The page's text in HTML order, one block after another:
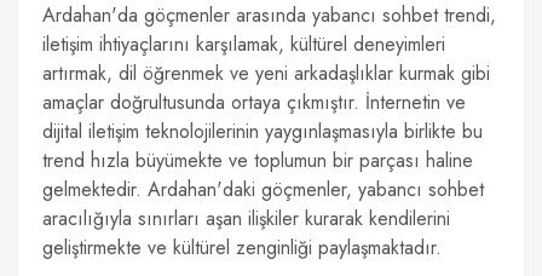
Ardahan'da göçmenler arasında yabancı sohbet trendi,
iletişim ihtiyaçlarını karşılamak, kültürel deneyimleri
artırmak, dil öğrenmek ve yeni arkadaşlıklar kurmak gibi
amaçlar doğrultusunda ortaya çıkmıştır. İnternetin ve
dijital iletişim teknolojilerinin yaygınlaşmasıyla birlikte bu
trend hızla büyümekte ve toplumun bir parçası haline
gelmektedir. Ardahan'daki göçmenler, yabancı sohbet
aracılığıyla sınırları aşan ilişkiler kurarak kendilerini
geliştirmekte ve kültürel zenginliği paylaşmaktadır.